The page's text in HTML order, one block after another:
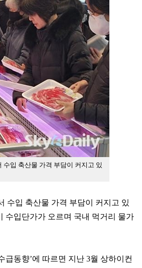
입 축산물 가격 부담이 커지고 있
수입 축산물 가격 부담이 커지고 있
수입단가가 오르며 국내 먹거리 물가
급동향’에 따르면 지난 3월 상하이컨